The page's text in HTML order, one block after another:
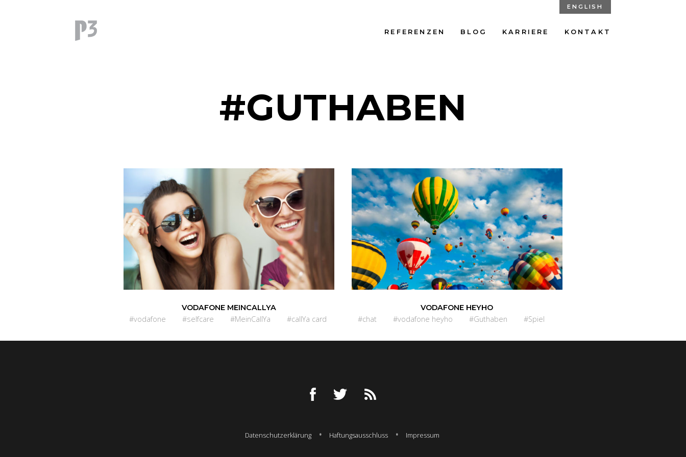
ENGLISH
REFERENZEN BLOG KARRIERE KONTAKT
#GUTHABEN
VODAFONE MEINCALLYA
#vodafone #selfcare #MeinCallYa #callYa card
VODAFONE HEYHO
#chat #vodafone heyho #Guthaben #Spiel
Datenschutzerklärung Haftungsausschluss Impressum